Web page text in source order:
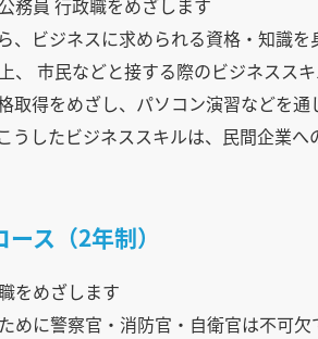
務員 行政職をめざします
、ビジネスに求められる資格・知識
、 市民などと接する際のビジネスス
取得をめざし、パソコン演習などを
うしたビジネススキルは、民間企業
ス（2年制）
をめざします
めに警察官・消防官・自衛官は不可